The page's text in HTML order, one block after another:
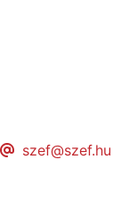
szef@szef.hu